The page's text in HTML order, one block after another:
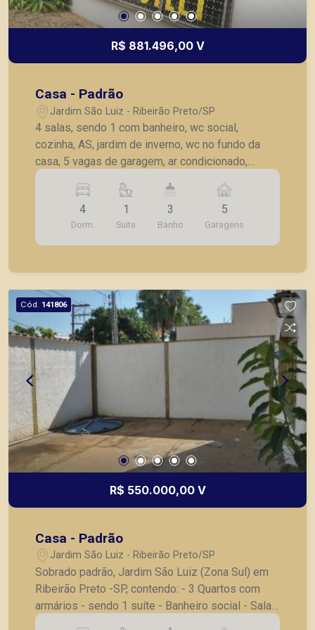
R$ 881.496,00 V
Casa - Padrão
Jardim São Luiz - Ribeirão Preto/SP
4 salas, sendo 1 com banheiro, wc social,
cozinha, AS, jardim de inverno, wc no fundo da
casa, 5 vagas de garagem, ar condicionado,
ventilador de teto, iluminação diferenciada,
sistema de alarme.
4
Dorm.
1
Suite
3
Banho
5
Garagens
Cód. 141806
R$ 550.000,00 V
Casa - Padrão
Jardim São Luiz - Ribeirão Preto/SP
Sobrado padrão, Jardim São Luiz (Zona Sul) em
Ribeirão Preto -SP, contendo: - 3 Quartos com
armários - sendo 1 suíte - Banheiro social - Sala
2 ambientes - Cozinha com armários - Lavanderia